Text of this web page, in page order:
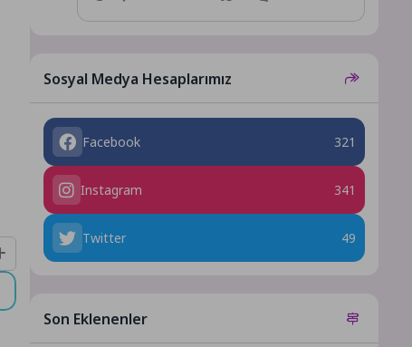
Sosyal Medya Hesaplarımız
Facebook 321
Instagram 341
Twitter 49
Son Eklenenler